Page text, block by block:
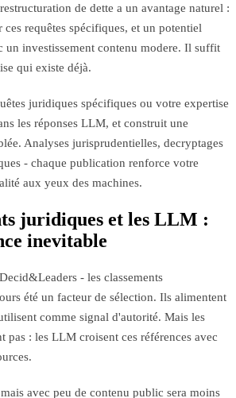
de dette a un avantage naturel :
ces requêtes spécifiques, et un potentiel
un investissement contenu modere. Il suffit
qui existe déjà.
juridiques spécifiques ou votre expertise
les réponses LLM, et construit une
Analyses jurisprudentielles, decryptages
- chaque publication renforce votre
aux yeux des machines.
juridiques et les LLM :
inevitable
- les classements
été un facteur de sélection. Ils alimentent
comme signal d'autorité. Mais les
pas : les LLM croisent ces références avec
avec peu de contenu public sera moins